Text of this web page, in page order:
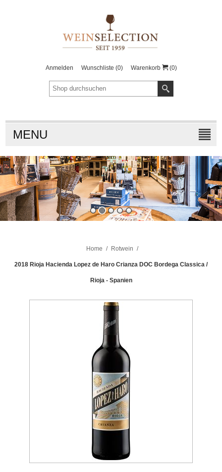
Anmelden Wunschliste (0) Warenkorb (0)
MENU
Home / Rotwein /
2018 Rioja Hacienda Lopez de Haro Crianza DOC Bordega Classica /
Rioja - Spanien